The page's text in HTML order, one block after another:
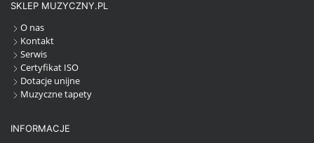
SKLEP MUZYCZNY.PL
O nas
Kontakt
Serwis
Certyfikat ISO
Dotacje unijne
Muzyczne tapety
INFORMACJE